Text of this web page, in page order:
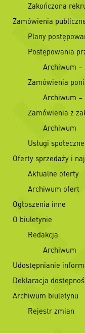
Zakończona
Zamówienia
Plany
Postępowania
Archiwum –
Zamówienia
Archiwum –
Zamówienia z
Archiwum
Usługi
Oferty sprzedaży i
Aktualne oferty
Archiwum ofert
Ogłoszenia inne
O biuletynie
Redakcja
Archiwum
Udostępnianie
Deklaracja
Archiwum biuletynu
Rejestr zmian